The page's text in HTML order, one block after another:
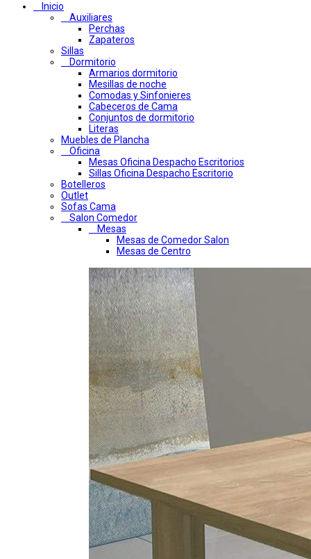
Inicio
Auxiliares
Perchas
Zapateros
Sillas
Dormitorio
Armarios dormitorio
Mesillas de noche
Comodas y Sinfonieres
Cabeceros de Cama
Conjuntos de dormitorio
Literas
Muebles de Plancha
Oficina
Mesas Oficina Despacho Escritorios
Sillas Oficina Despacho Escritorio
Botelleros
Outlet
Sofas Cama
Salon Comedor
Mesas
Mesas de Comedor Salon
Mesas de Centro